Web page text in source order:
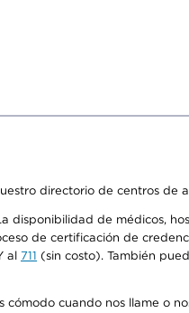
directorio de centros de
disponibilidad de médicos,
de certificación de
al 711 (sin costo). También
cuando nos llame o